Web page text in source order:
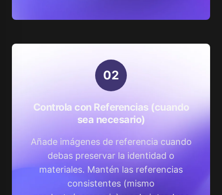
02
Controla con Referencias (cuando
sea necesario)
Añade imágenes de referencia cuando
debas preservar la identidad o
materiales. Mantén las referencias
consistentes (mismo